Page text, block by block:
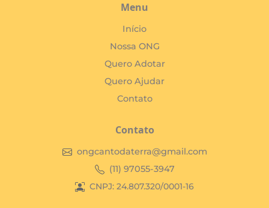
Menu
Início
Nossa ONG
Quero Adotar
Quero Ajudar
Contato
Contato
ongcantodaterra@gmail.com
(11) 97055-3947
CNPJ: 24.807.320/0001-16